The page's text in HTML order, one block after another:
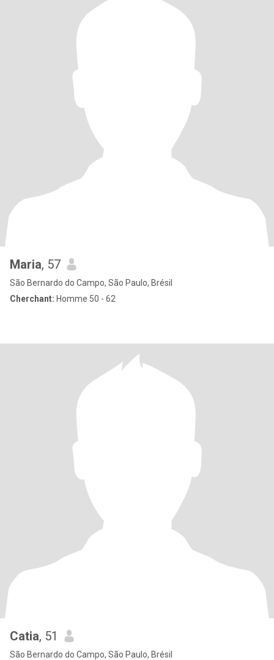
Maria, 57
São Bernardo do Campo, São Paulo, Brésil
Cherchant: Homme 50 - 62
Catia, 51
São Bernardo do Campo, São Paulo, Brésil